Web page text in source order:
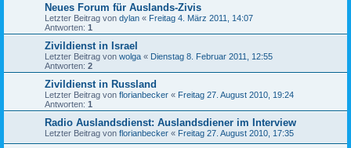
Neues Forum für Auslands-Zivis
Letzter Beitrag von dylan « Freitag 4. März 2011, 14:07
Antworten: 1
Zivildienst in Israel
Letzter Beitrag von wolga « Dienstag 8. Februar 2011, 12:55
Antworten: 2
Zivildienst in Russland
Letzter Beitrag von florianbecker « Freitag 27. August 2010, 19:24
Antworten: 1
Radio Auslandsdienst: Auslandsdiener im Interview
Letzter Beitrag von florianbecker « Freitag 27. August 2010, 17:35